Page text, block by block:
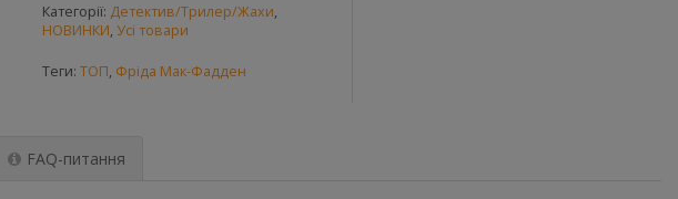
Категорії: Детектив/Трилер/Жахи,
НОВИНКИ, Усі товари
Теги: ТОП, Фріда Мак-Фадден
FAQ-питання